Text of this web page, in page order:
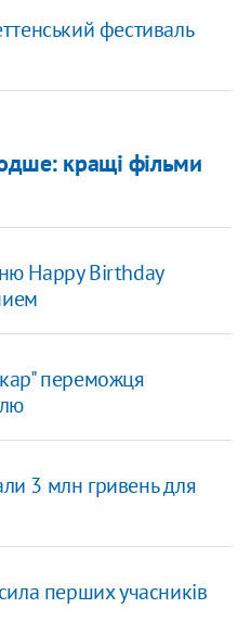
фестиваль
кращі фільми
Happy Birthday
переможця
3 млн гривень для
перших учасників